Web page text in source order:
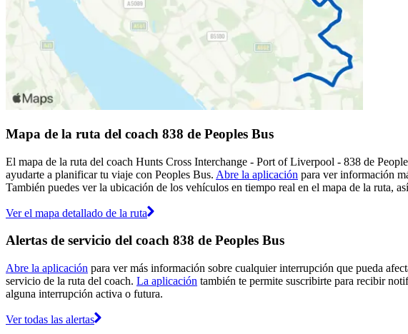
Mapa de la ruta del coach 838 de Peoples Bus
El mapa de la ruta del coach Hunts Cross Interchange - Port of Liverpool - 838 de
ayudarte a planificar tu viaje con Peoples Bus. Abre la aplicación para ver información
También puedes ver la ubicación de los vehículos en tiempo real en el mapa de la ruta,
Ver el mapa detallado de la ruta
Alertas de servicio del coach 838 de Peoples Bus
Abre la aplicación para ver más información sobre cualquier interrupción que pueda
servicio de la ruta del coach. La aplicación también te permite suscribirte para recibir
alguna interrupción activa o futura.
Ver todas las alertas